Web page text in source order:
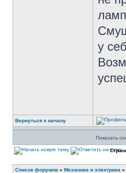
у
Вернуться к началу
Показать
Список форумов » Механика и электрика »